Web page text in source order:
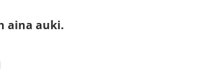
aina auki.